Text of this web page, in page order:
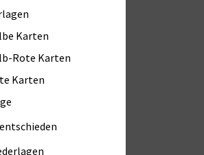
Karten
Rote Karten
Karten